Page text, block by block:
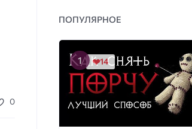
0
ПОПУЛЯРНОЕ
14